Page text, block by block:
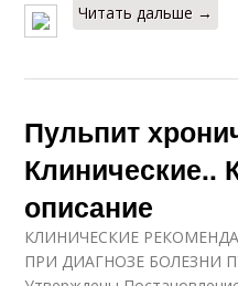
Читать дальше →
Пульпит
Клинические..
описание
КЛИНИЧЕСКИЕ
ПРИ ДИАГНОЗЕ БОЛЕЗНИ